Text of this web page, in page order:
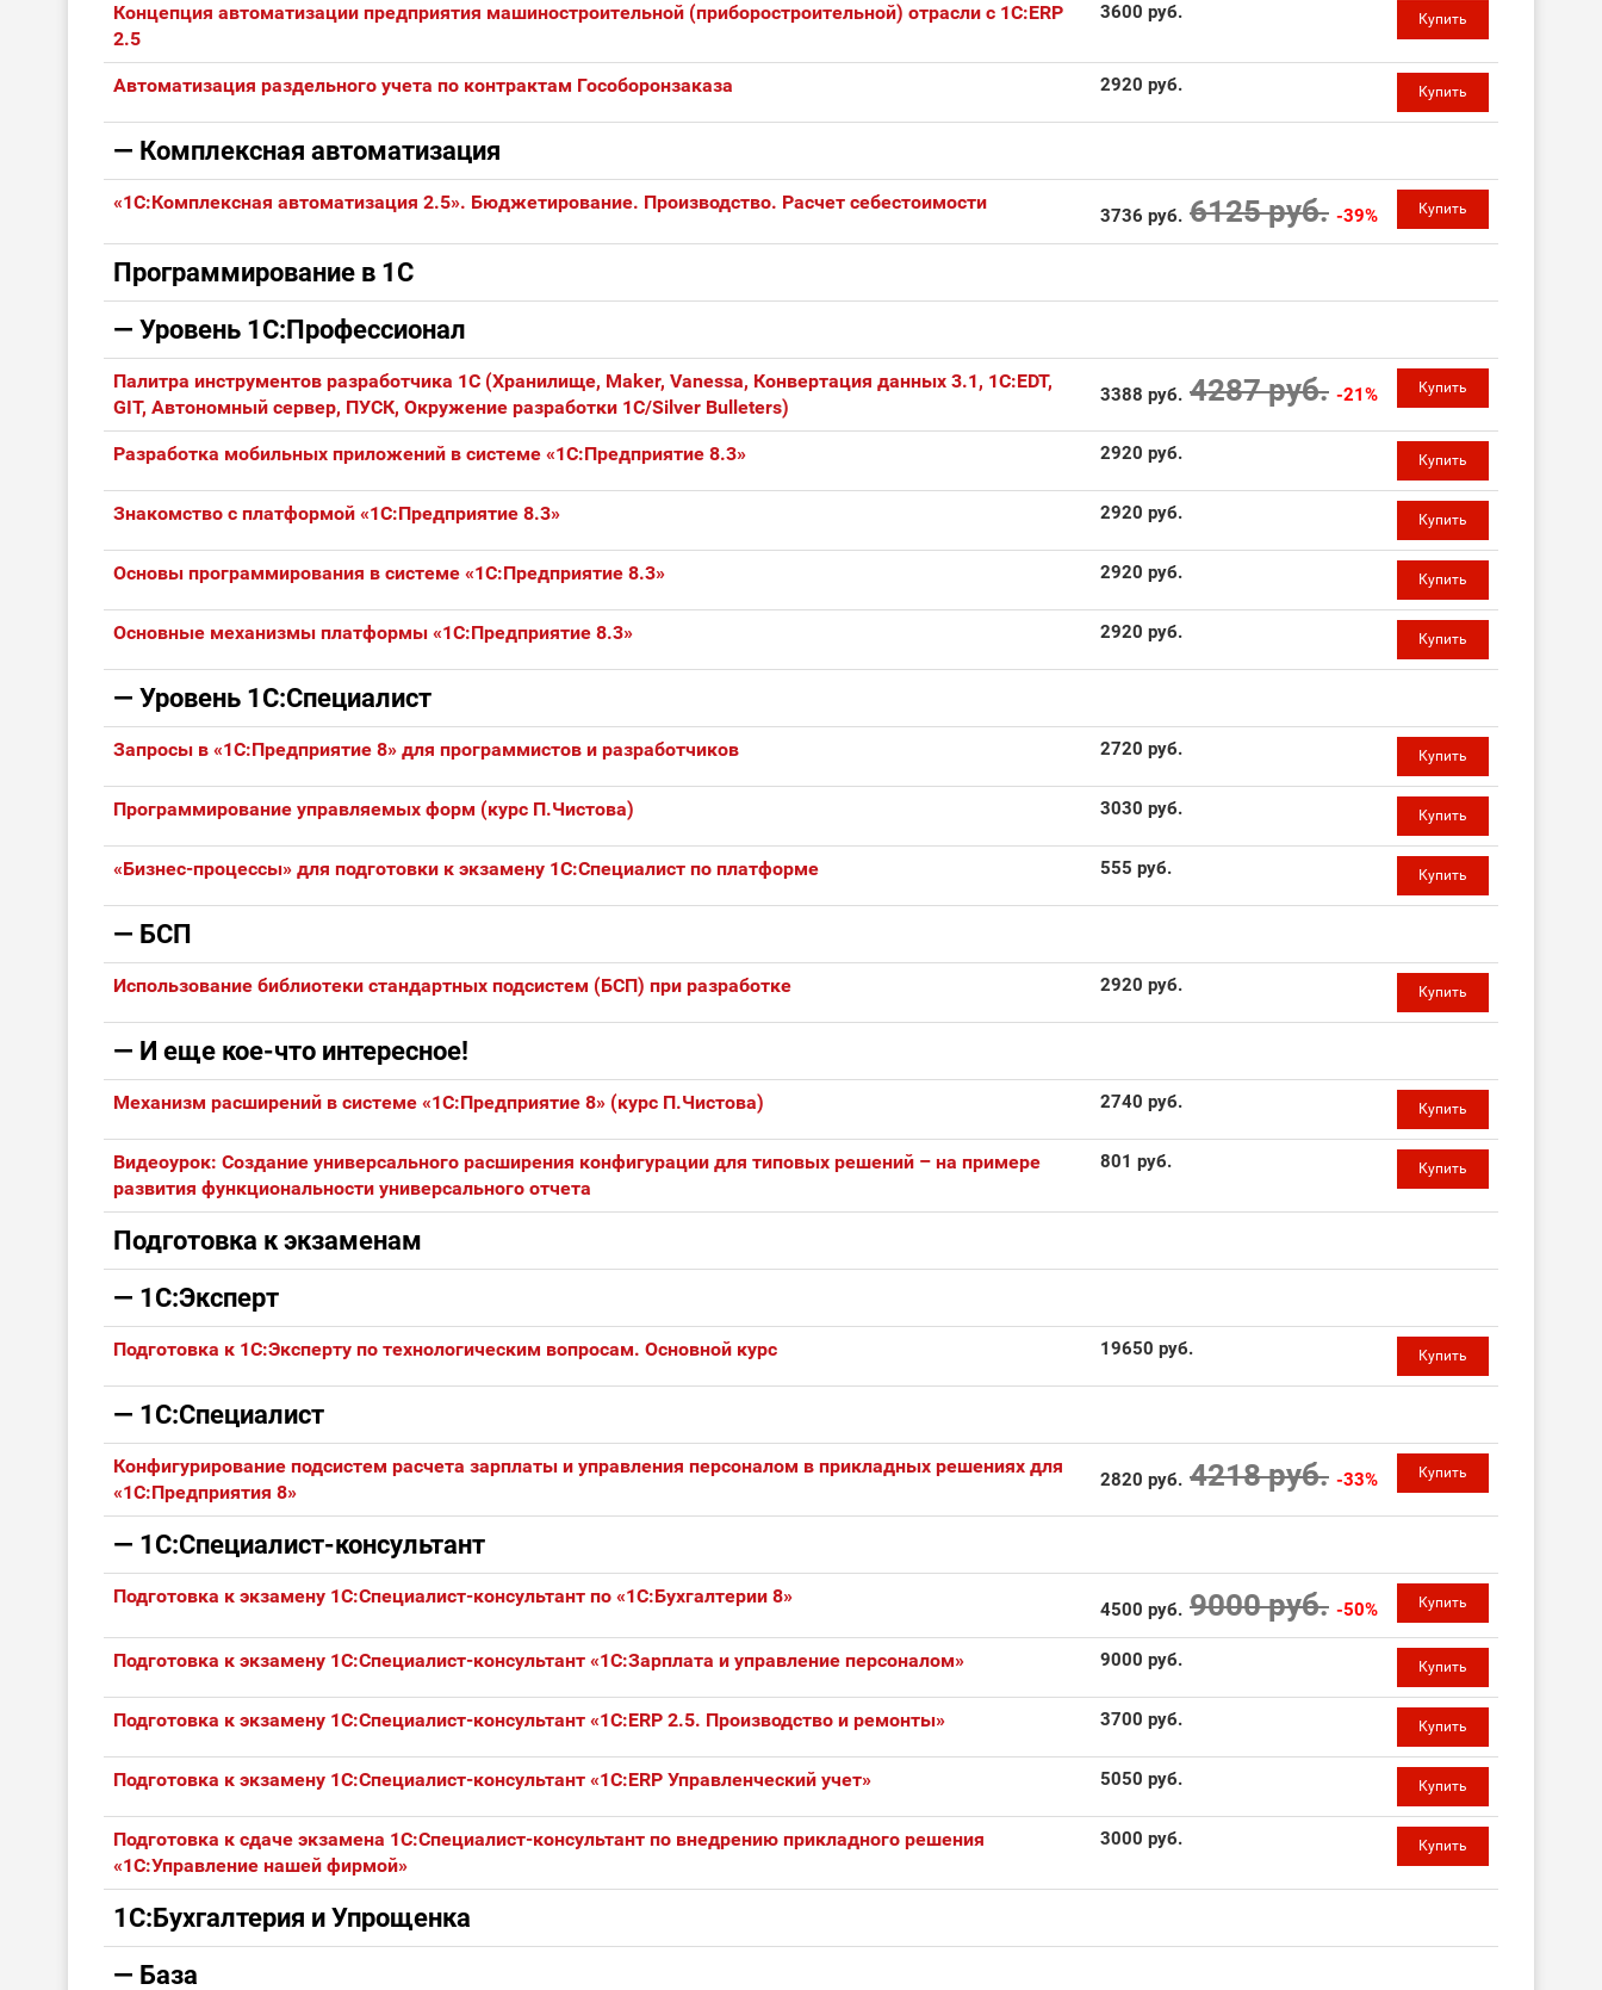
Концепция автоматизации предприятия машиностроительной (приборостроительной) отрасли с 1С:ERP
2.5
3600 руб. Купить
Автоматизация раздельного учета по контрактам Гособоронзаказа 2920 руб. Купить
— Комплексная автоматизация
«1С:Комплексная автоматизация 2.5». Бюджетирование. Производство. Расчет себестоимости
3736 руб. 6125 руб. -39% Купить
Программирование в 1С
— Уровень 1С:Профессионал
Палитра инструментов разработчика 1С (Хранилище, Maker, Vanessa, Конвертация данных 3.1, 1C:EDT,
GIT, Автономный сервер, ПУСК, Окружение разработки 1С/Silver Bulleters)
3388 руб. 4287 руб. -21% Купить
Разработка мобильных приложений в системе «1С:Предприятие 8.3» 2920 руб. Купить
Знакомство с платформой «1C:Предприятие 8.3» 2920 руб. Купить
Основы программирования в системе «1C:Предприятие 8.3» 2920 руб. Купить
Основные механизмы платформы «1С:Предприятие 8.3» 2920 руб. Купить
— Уровень 1С:Специалист
Запросы в «1С:Предприятие 8» для программистов и разработчиков 2720 руб. Купить
Программирование управляемых форм (курс П.Чистова) 3030 руб. Купить
«Бизнес-процессы» для подготовки к экзамену 1С:Специалист по платформе 555 руб. Купить
— БСП
Использование библиотеки стандартных подсистем (БСП) при разработке 2920 руб. Купить
— И еще кое-что интересное!
Механизм расширений в системе «1С:Предприятие 8» (курс П.Чистова) 2740 руб. Купить
Видеоурок: Создание универсального расширения конфигурации для типовых решений – на примере
развития функциональности универсального отчета
801 руб. Купить
Подготовка к экзаменам
— 1С:Эксперт
Подготовка к 1С:Эксперту по технологическим вопросам. Основной курс 19650 руб. Купить
— 1С:Специалист
Конфигурирование подсистем расчета зарплаты и управления персоналом в прикладных решениях для
«1С:Предприятия 8»
2820 руб. 4218 руб. -33% Купить
— 1С:Специалист-консультант
Подготовка к экзамену 1С:Специалист-консультант по «1С:Бухгалтерии 8»
4500 руб. 9000 руб. -50% Купить
Подготовка к экзамену 1С:Специалист-консультант «1С:Зарплата и управление персоналом» 9000 руб. Купить
Подготовка к экзамену 1С:Специалист-консультант «1С:ERP 2.5. Производство и ремонты» 3700 руб. Купить
Подготовка к экзамену 1С:Специалист-консультант «1С:ERP Управленческий учет» 5050 руб. Купить
Подготовка к сдаче экзамена 1С:Специалист-консультант по внедрению прикладного решения
«1С:Управление нашей фирмой»
3000 руб. Купить
1С:Бухгалтерия и Упрощенка
— База